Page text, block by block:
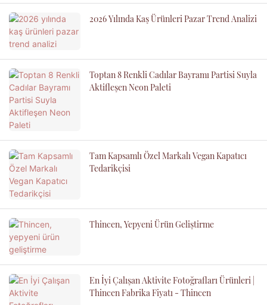
2026 Yılında Kaş Ürünleri Pazar Trend Analizi
Toptan 8 Renkli Cadılar Bayramı Partisi Suyla
Aktifleşen Neon Paleti
Tam Kapsamlı Özel Markalı Vegan Kapatıcı
Tedarikçisi
Thincen, Yepyeni Ürün Geliştirme
En İyi Çalışan Aktivite Fotoğrafları Ürünleri |
Thincen Fabrika Fiyatı - Thincen